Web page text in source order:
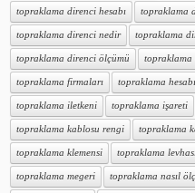
topraklama direnci hesabı topraklama
topraklama direnci nedir topraklama
topraklama direnci ölçümü topraklama
topraklama firmaları topraklama hesabı
topraklama iletkeni topraklama işareti
topraklama kablosu rengi topraklama
topraklama klemensi topraklama
topraklama megeri topraklama nasıl